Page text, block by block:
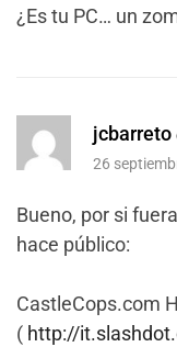
¿Es tu PC… un
jcbarreto
26
Bueno, por si
hace público:
CastleCops.com
( http://